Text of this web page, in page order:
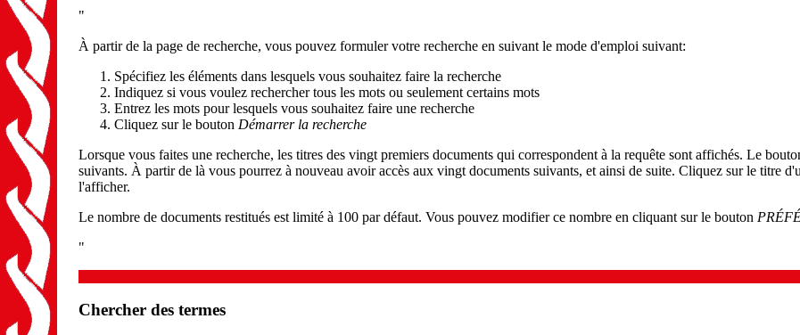
"
À partir de la page de recherche, vous pouvez formuler votre recherche en suivant le mode d'emploi suivant:
Spécifiez les éléments dans lesquels vous souhaitez faire la recherche
Indiquez si vous voulez rechercher tous les mots ou seulement certains mots
Entrez les mots pour lesquels vous souhaitez faire une recherche
Cliquez sur le bouton Démarrer la recherche
Lorsque vous faites une recherche, les titres des vingt premiers documents qui correspondent à la requête sont affichés. Le
suivants. À partir de là vous pourrez à nouveau avoir accès aux vingt documents suivants, et ainsi de suite. Cliquez sur le titre
l'afficher.
Le nombre de documents restitués est limité à 100 par défaut. Vous pouvez modifier ce nombre en cliquant sur le bouton
"
Chercher des termes